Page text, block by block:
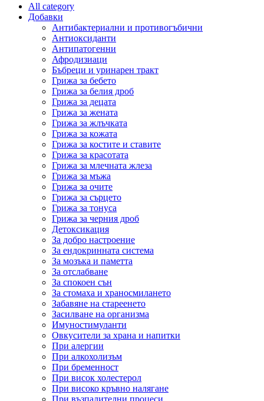
All category
Добавки
Антибактериални и противогъбични
Антиоксиданти
Антипатогенни
Афродизиаци
Бъбреци и уринарен тракт
Грижа за бебето
Грижа за белия дроб
Грижа за децата
Грижа за жената
Грижа за жлъчката
Грижа за кожата
Грижа за костите и ставите
Грижа за красотата
Грижа за млечната жлеза
Грижа за мъжа
Грижа за очите
Грижа за сърцето
Грижа за тонуса
Грижа за черния дроб
Детоксикация
За добро настроение
За ендокринната система
За мозъка и паметта
За отслабване
За спокоен сън
За стомаха и храносмилането
Забавяне на стареенето
Засилване на организма
Имуностимуланти
Овкусители за храна и напитки
При алергии
При алкохолизъм
При бременност
При висок холестерол
При високо кръвно налягане
При възпалителни процеси